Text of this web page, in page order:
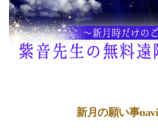
新月の願い事